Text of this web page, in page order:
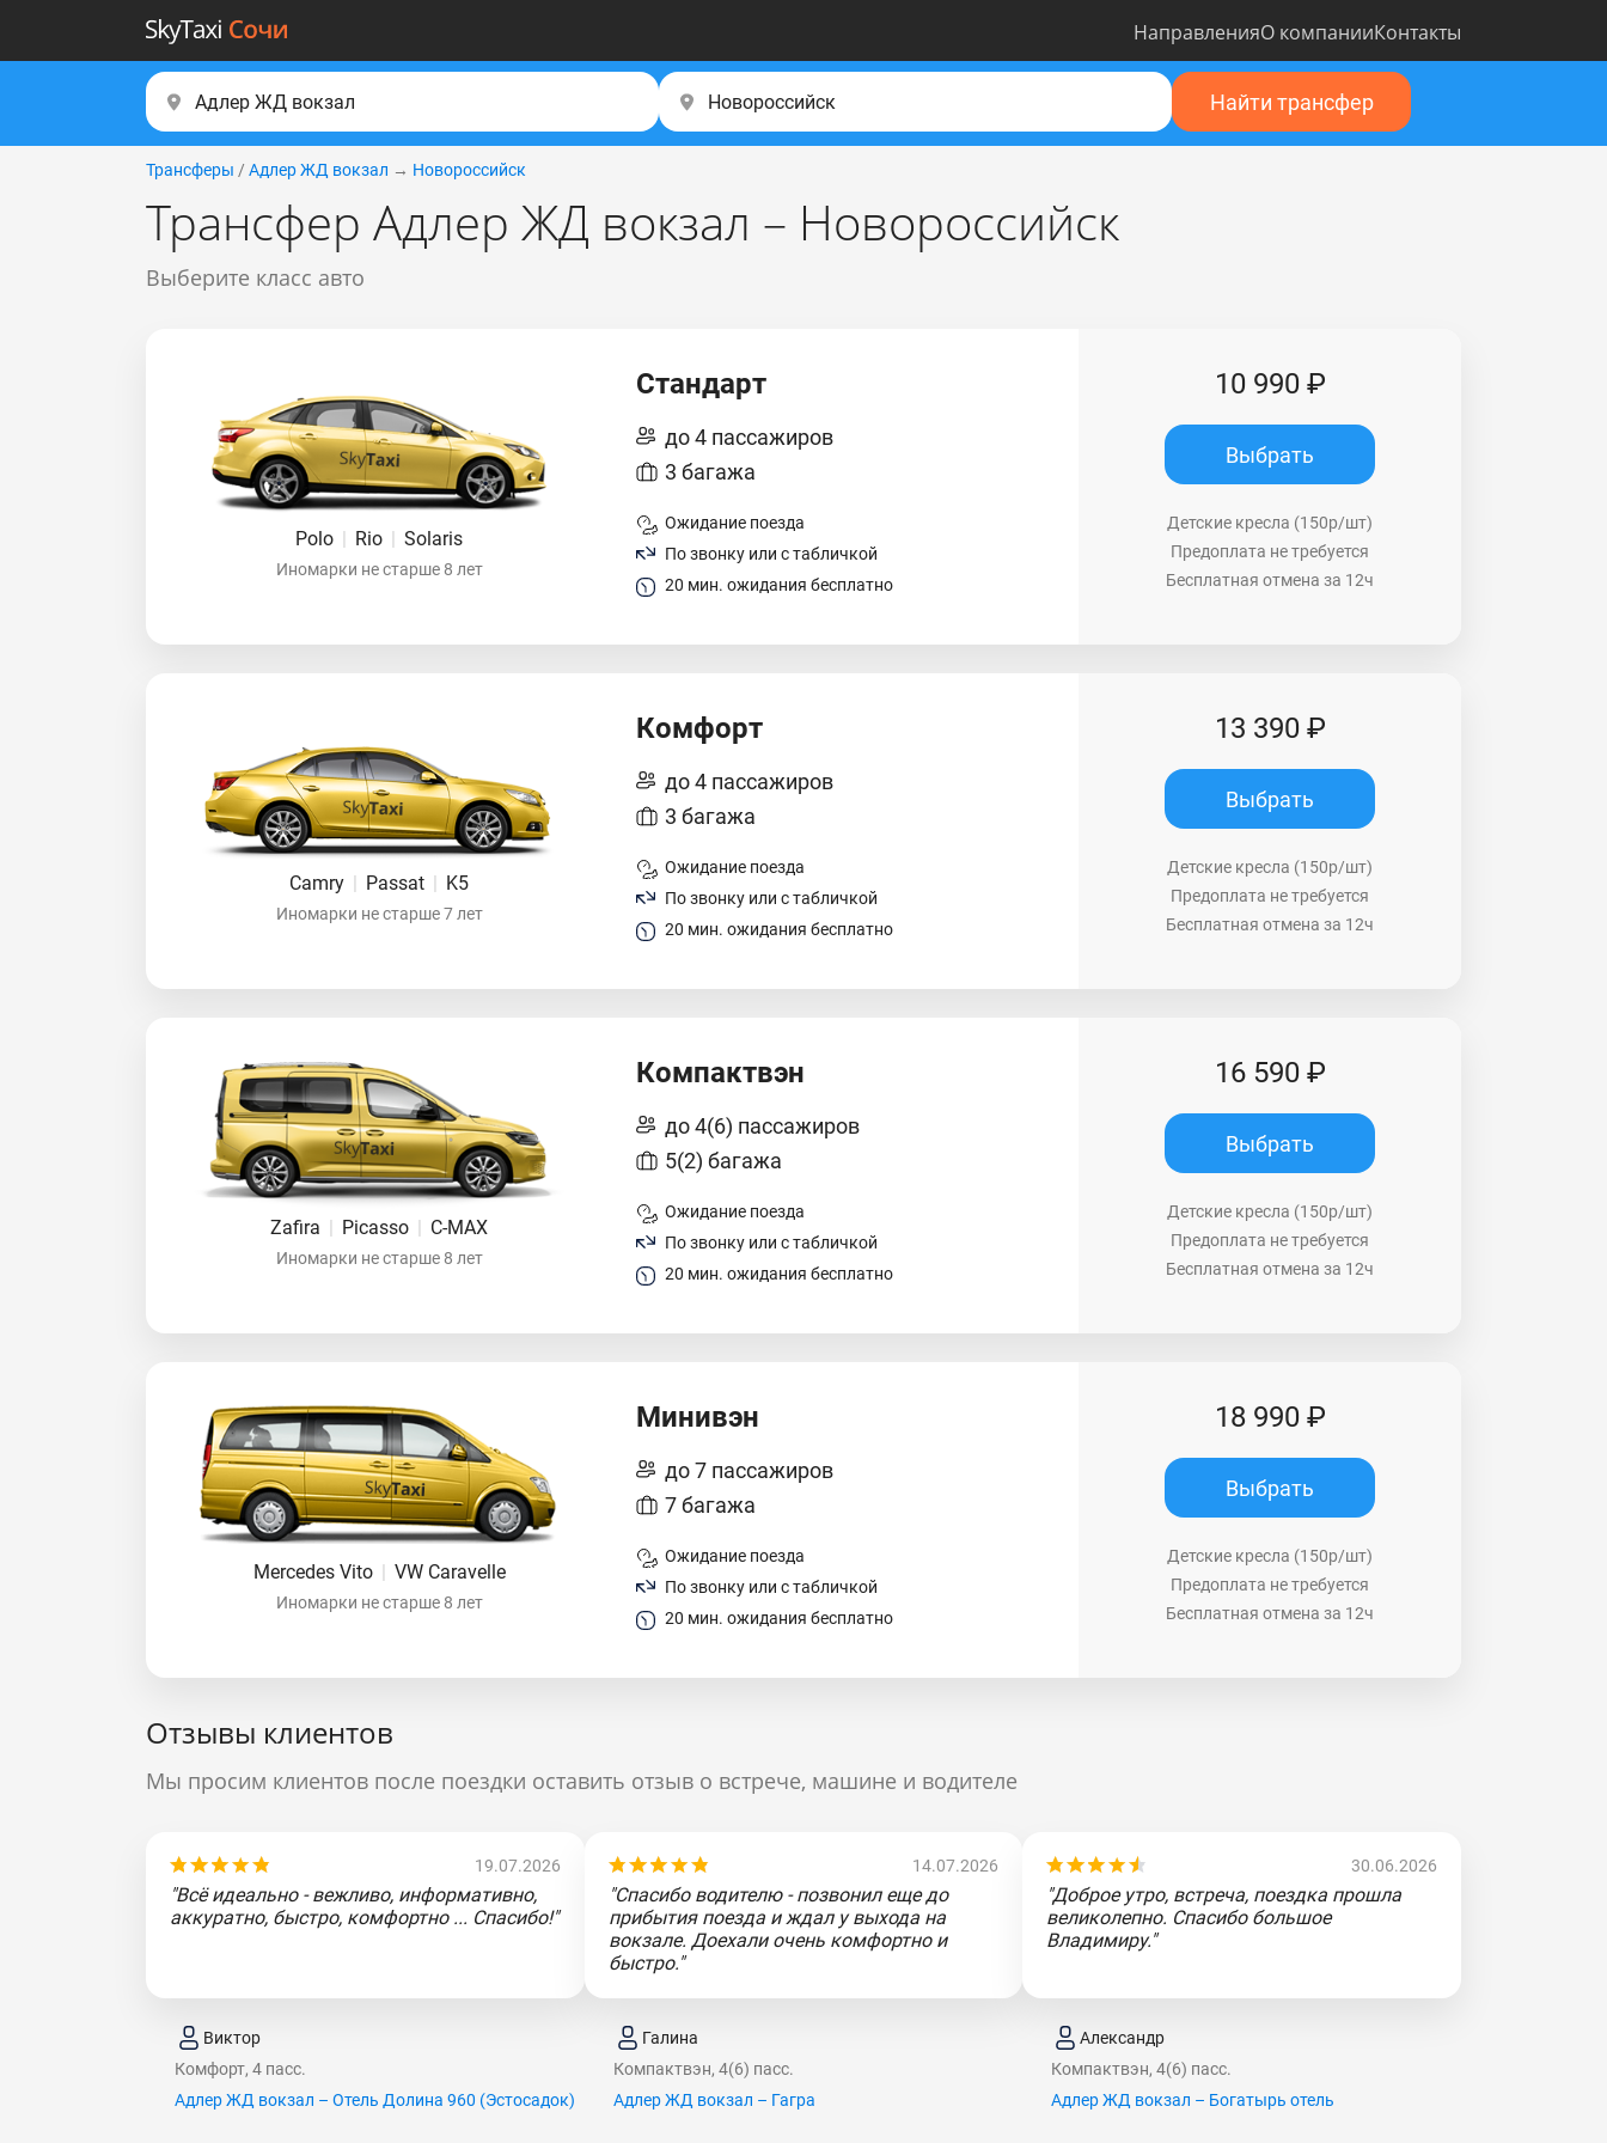
НаправленияО компанииКонтакты
Найти трансфер
Трансферы / Адлер ЖД вокзал → Новороссийск
Трансфер Адлер ЖД вокзал – Новороссийск
Выберите класс авто
Polo | Rio | Solaris
Иномарки не старше 8 лет
Стандарт
до 4 пассажиров
3 багажа
Ожидание поезда
По звонку или с табличкой
20 мин. ожидания бесплатно
10 990 ₽
Выбрать
Детские кресла (150р/шт)
Предоплата не требуется
Бесплатная отмена за 12ч
Camry | Passat | K5
Иномарки не старше 7 лет
Комфорт
до 4 пассажиров
3 багажа
Ожидание поезда
По звонку или с табличкой
20 мин. ожидания бесплатно
13 390 ₽
Выбрать
Детские кресла (150р/шт)
Предоплата не требуется
Бесплатная отмена за 12ч
Zafira | Picasso | C-MAX
Иномарки не старше 8 лет
Компактвэн
до 4(6) пассажиров
5(2) багажа
Ожидание поезда
По звонку или с табличкой
20 мин. ожидания бесплатно
16 590 ₽
Выбрать
Детские кресла (150р/шт)
Предоплата не требуется
Бесплатная отмена за 12ч
Mercedes Vito | VW Caravelle
Иномарки не старше 8 лет
Минивэн
до 7 пассажиров
7 багажа
Ожидание поезда
По звонку или с табличкой
20 мин. ожидания бесплатно
18 990 ₽
Выбрать
Детские кресла (150р/шт)
Предоплата не требуется
Бесплатная отмена за 12ч
Отзывы клиентов
Мы просим клиентов после поездки оставить отзыв о встрече, машине и водителе
19.07.2026
"Всё идеально - вежливо, информативно,
аккуратно, быстро, комфортно ... Спасибо!"
Виктор
Комфорт, 4 пасс.
Адлер ЖД вокзал – Отель Долина 960 (Эcтocaдoк)
14.07.2026
"Спасибо водителю - позвонил еще до
прибытия поезда и ждал у выхода на
вокзале. Доехали очень комфортно и
быстро."
Галина
Компактвэн, 4(6) пасс.
Адлер ЖД вокзал – Гагра
30.06.2026
"Доброе утро, встреча, поездка прошла
великолепно. Спасибо большое
Владимиру."
Александр
Компактвэн, 4(6) пасс.
Адлер ЖД вокзал – Богатырь отель